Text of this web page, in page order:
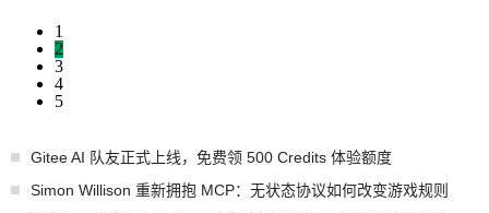
1
2
3
4
5
Gitee AI 队友正式上线，免费领 500 Credits 体验额度
Simon Willison 重新拥抱 MCP：无状态协议如何改变游戏规则